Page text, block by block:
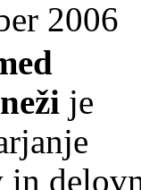
2006
je